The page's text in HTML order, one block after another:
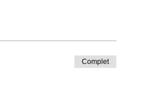
Complet